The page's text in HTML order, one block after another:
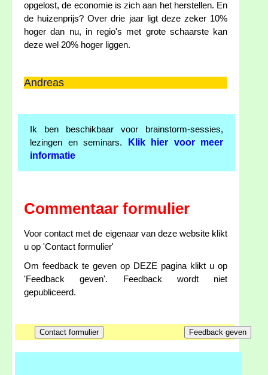
opgelost, de economie is zich aan het herstellen. En
de huizenprijs? Over drie jaar ligt deze zeker 10%
hoger dan nu, in regio's met grote schaarste kan
deze wel 20% hoger liggen.
Andreas
Ik ben beschikbaar voor brainstorm-sessies,
lezingen en seminars.
Klik hier voor meer
informatie
Commentaar formulier
Voor contact met de eigenaar van deze website klikt
u op 'Contact formulier'
Om feedback te geven op DEZE pagina klikt u op
'Feedback geven'. Feedback wordt niet
gepubliceerd.